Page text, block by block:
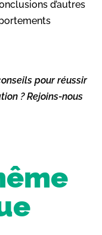
d’autres
pour réussir
? Rejoins-nous